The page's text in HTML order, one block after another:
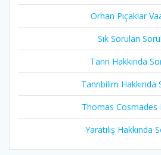
Orhan Pıçaklar
Sık Sorulan
Tanrı Hakkında
Tanrıbilim Hakkında
Thomas Cosmades
Yaratılış Hakkında